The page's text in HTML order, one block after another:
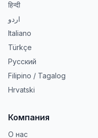
हिन्दी
اردو
Italiano
Türkçe
Русский
Filipino / Tagalog
Hrvatski
Компания
О нас